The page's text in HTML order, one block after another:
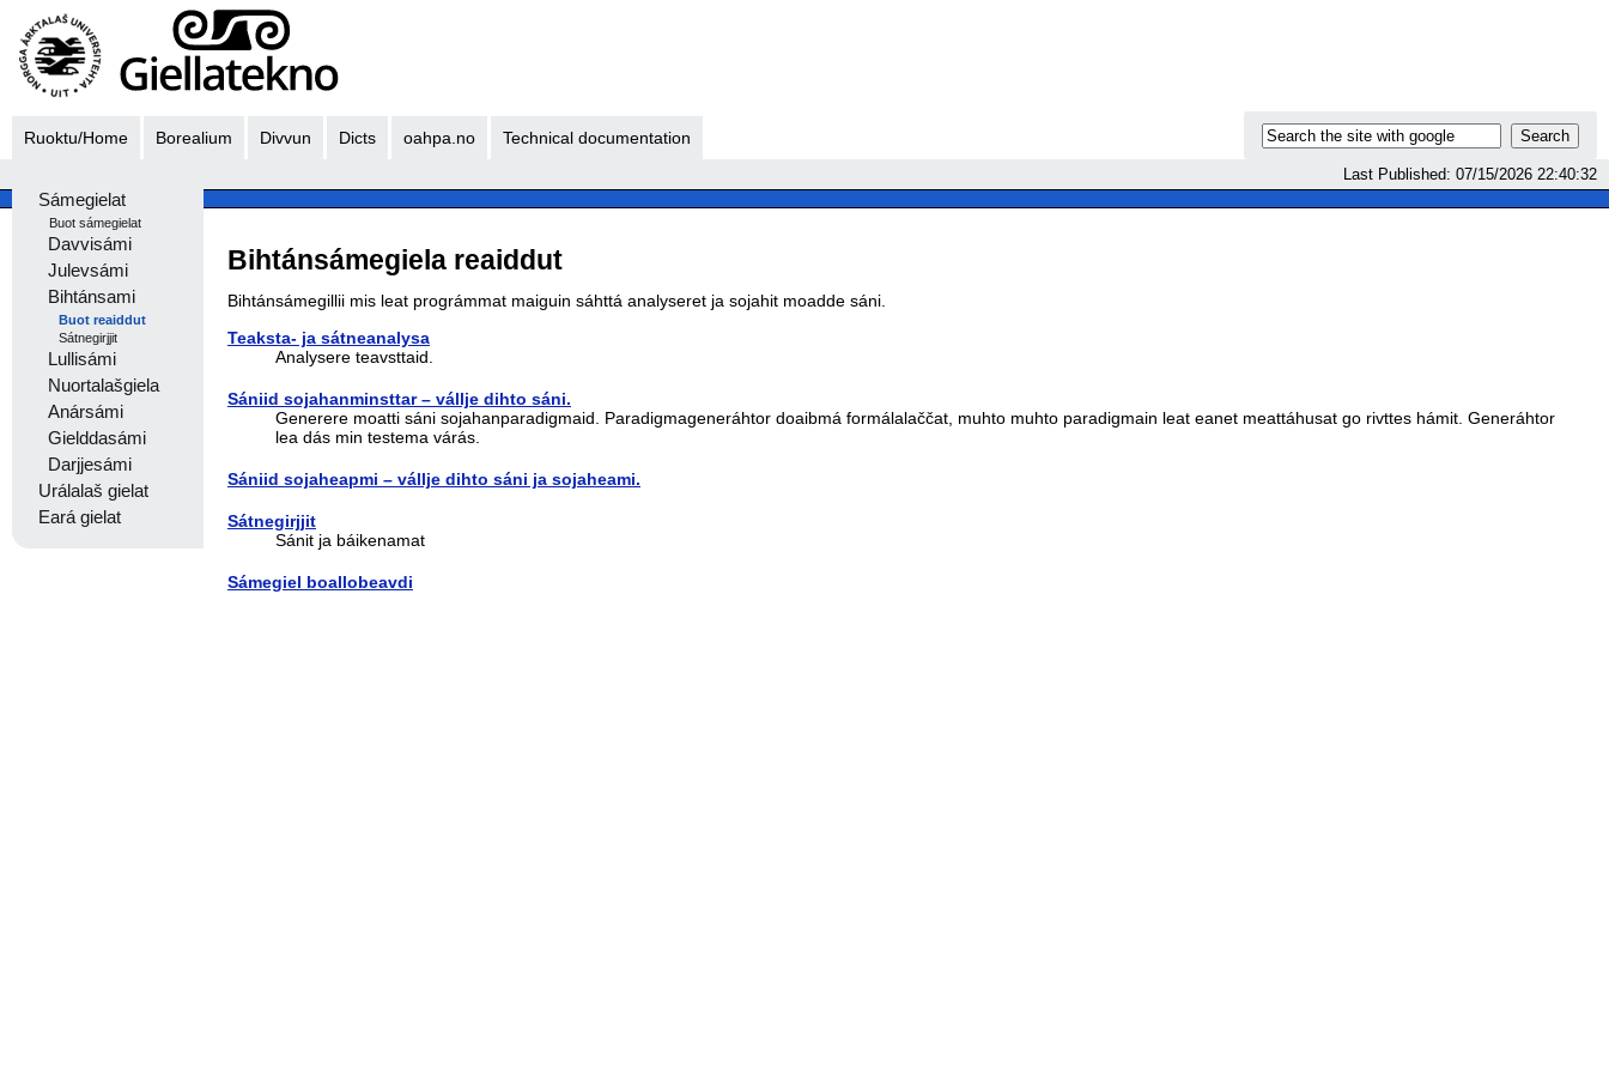
Ruoktu/Home Borealium Divvun Dicts oahpa.no Technical documentation
Last Published: 07/15/2026 22:40:32
Sámegielat
Buot sámegielat
Davvisámi
Julevsámi
Bihtánsami
Buot reaiddut
Sátnegirjjit
Lullisámi
Nuortalašgiela
Anársámi
Gielddasámi
Darjjesámi
Urálalaš gielat
Eará gielat
Bihtánsámegiela reaiddut
Bihtánsámegillii mis leat prográmmat maiguin sáhttá analyseret ja sojahit moadde sáni.
Teaksta- ja sátneanalysa
Analysere teavsttaid.
Sániid sojahanminsttar – vállje dihto sáni.
Generere moatti sáni sojahanparadigmaid. Paradigmageneráhtor doaibmá formálalaččat, muhto muhto paradigmain leat eanet meattáhusat go rivttes hámit. Generáhtor
lea dás min testema várás.
Sániid sojaheapmi – vállje dihto sáni ja sojaheami.
Sátnegirjjit
Sánit ja báikenamat
Sámegiel boallobeavdi